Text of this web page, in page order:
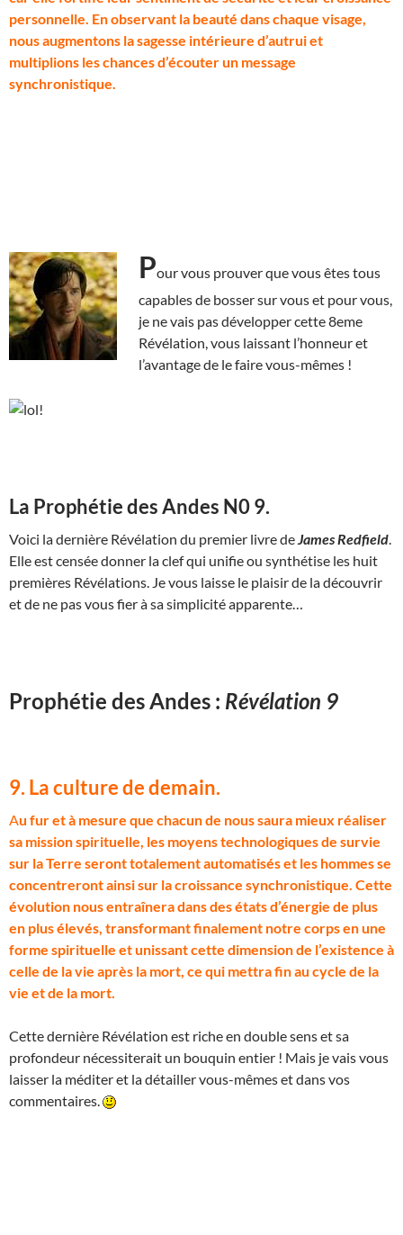
personnelle. En observant la beauté dans chaque visage,
nous augmentons la sagesse intérieure d’autrui et
multiplions les chances d’écouter un message
synchronistique.
Pour vous prouver que vous êtes tous
capables de bosser sur vous et pour vous,
je ne vais pas développer cette 8eme
Révélation, vous laissant l’honneur et
l’avantage de le faire vous-mêmes !
La Prophétie des Andes N0 9.
Voici la dernière Révélation du premier livre de James Redfield
Elle est censée donner la clef qui unifie ou synthétise les huit
premières Révélations. Je vous laisse le plaisir de la découvrir
et de ne pas vous fier à sa simplicité apparente…
Prophétie des Andes : Révélation 9
9. La culture de demain.
Au fur et à mesure que chacun de nous saura mieux réaliser
sa mission spirituelle, les moyens technologiques de survie
sur la Terre seront totalement automatisés et les hommes se
concentreront ainsi sur la croissance synchronistique. Cette
évolution nous entraînera dans des états d’énergie de plus
en plus élevés, transformant finalement notre corps en une
forme spirituelle et unissant cette dimension de l’existence à
celle de la vie après la mort, ce qui mettra fin au cycle de la
vie et de la mort.
Cette dernière Révélation est riche en double sens et sa
profondeur nécessiterait un bouquin entier ! Mais je vais vous
laisser la méditer et la détailler vous-mêmes et dans vos
commentaires.